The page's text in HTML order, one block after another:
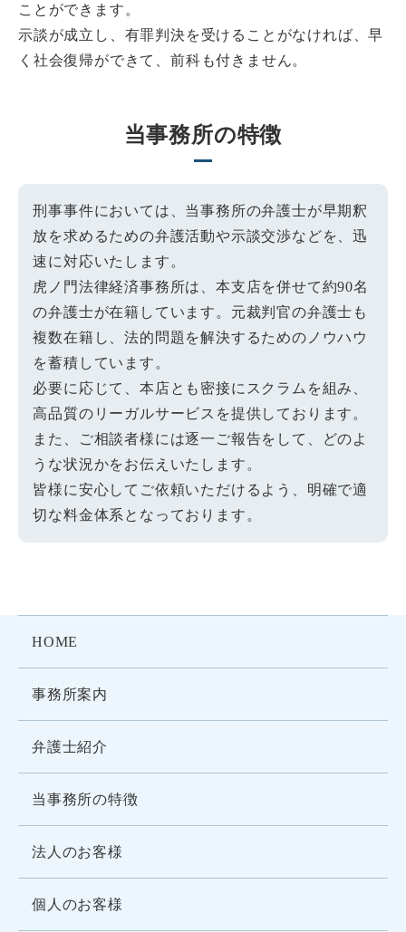
ことができます。
示談が成立し、有罪判決を受けることがなければ、早
く社会復帰ができて、前科も付きません。
当事務所の特徴
刑事事件においては、当事務所の弁護士が早期釈
放を求めるための弁護活動や示談交渉などを、迅
速に対応いたします。
虎ノ門法律経済事務所は、本支店を併せて約90名
の弁護士が在籍しています。元裁判官の弁護士も
複数在籍し、法的問題を解決するためのノウハウ
を蓄積しています。
必要に応じて、本店とも密接にスクラムを組み、
高品質のリーガルサービスを提供しております。
また、ご相談者様には逐一ご報告をして、どのよ
うな状況かをお伝えいたします。
皆様に安心してご依頼いただけるよう、明確で適
切な料金体系となっております。
HOME
事務所案内
弁護士紹介
当事務所の特徴
法人のお客様
個人のお客様